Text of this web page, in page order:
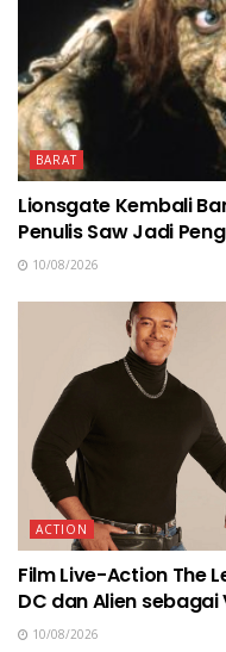
BARAT
Lionsgate Kembali
Penulis Saw Jadi
10/08/2026
ACTION
Film Live-Action The
DC dan Alien
10/08/2026